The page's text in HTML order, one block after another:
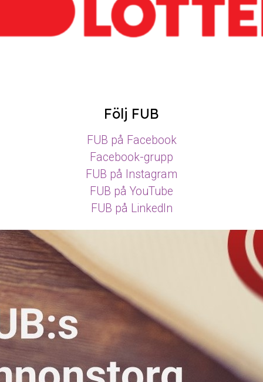
Följ FUB
FUB på Facebook
Facebook-grupp
FUB på Instagram
FUB på YouTube
FUB på LinkedIn